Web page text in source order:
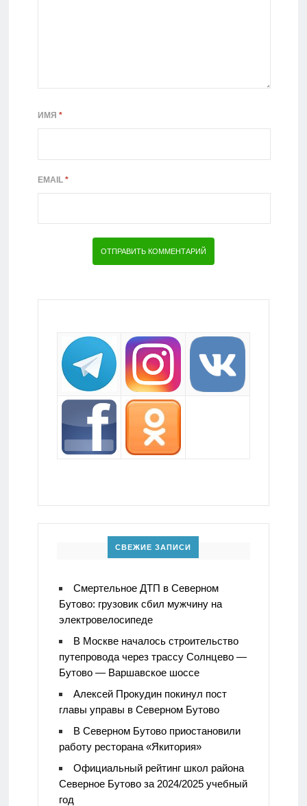
ИМЯ *
EMAIL *
СВЕЖИЕ ЗАПИСИ
Смертельное ДТП в Северном
Бутово: грузовик сбил мужчину на
электровелосипеде
В Москве началось строительство
путепровода через трассу Солнцево —
Бутово — Варшавское шоссе
Алексей Прокудин покинул пост
главы управы в Северном Бутово
В Северном Бутово приостановили
работу ресторана «Якитория»
Официальный рейтинг школ района
Северное Бутово за 2024/2025 учебный
год